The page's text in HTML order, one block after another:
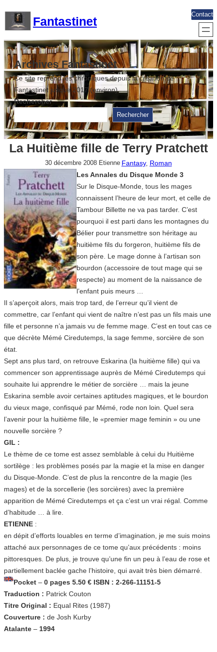
contenu
Fantastinet
Contact
Archives Fantastinet
Ce site reprend les chroniques depuis la création de
Fantastinet jusque 2017 (environ)
Rechercher
Rechercher
La Huitième fille de Terry Pratchett
30 décembre 2008 Etienne Fantasy, Roman
Les Annales du Disque Monde 3
Sur le Disque-Monde, tous les mages
connaissent l’heure de leur mort, et celle de
Tambour Billette ne va pas tarder. C’est
pourquoi il est parti dans les montagnes du
Bélier pour transmettre son héritage au
huitième fils du forgeron, huitième fils de
son père. Le mage donne à l’artisan son
bourdon (accessoire de tout mage qui se
respecte) au moment de la naissance de
l’enfant puis meurs …
Il s’aperçoit alors, mais trop tard, de l’erreur qu’il vient de
commettre, car l’enfant qui vient de naître n’est pas un fils mais une
fille et personne n’a jamais vu de femme mage. C’est en tout cas ce
que décrète Mémé Ciredutemps, la sage femme, sorcière de son
état.
Sept ans plus tard, on retrouve Eskarina (la huitième fille) qui va
commencer son apprentissage auprès de Mémé Ciredutemps qui
souhaite lui apprendre le métier de sorcière … mais la jeune
Eskarina semble avoir certaines aptitudes magiques, et le bourdon
du vieux mage, confisqué par Mémé, rode non loin. Quel sera
l’avenir pour la huitième fille, le «premier mage feminin » ou une
nouvelle sorcière ?
GIL :
Le thème de ce tome est assez semblable à celui du Huitième
sortilège : les problèmes posés par la magie et la mise en danger
du Disque-Monde. C’est de plus la rencontre de la magie (les
mages) et de la sorcellerie (les sorcières) avec la première
apparition de Mémé Ciredutemps et ça c’est un vrai régal. Comme
d’habitude … à lire.
ETIENNE :
en dépit d’efforts louables en terme d’imagination, je me suis moins
attaché aux personnages de ce tome qu’aux précédents : moins
pittoresques. De plus, je trouve qu’une fin un peu à l’eau de rose et
partiellement baclée gache l’histoire, qui avait très bien démarré.
Pocket – 0 pages 5.50 € ISBN : 2-266-11151-5
Traduction : Patrick Couton
Titre Original : Equal Rites (1987)
Couverture : de Josh Kurby
Atalante – 1994